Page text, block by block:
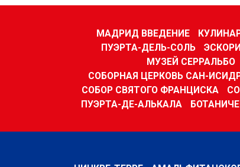
МАДРИД ВВЕДЕНИЕ
ПУЭРТА-ДЕЛЬ-СОЛЬ
МУЗЕЙ СЕРРАЛЬБО
СОБОРНАЯ ЦЕРКОВЬ САН-
СОБОР СВЯТОГО ФРАНЦИСКА
ПУЭРТА-ДЕ-АЛЬКАЛА